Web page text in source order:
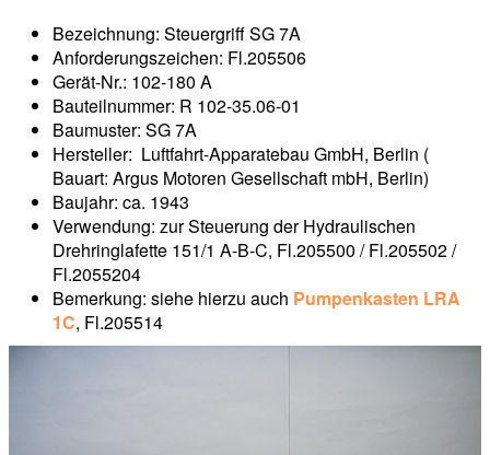
Bezeichnung: Steuergriff SG 7A
Anforderungszeichen: Fl.205506
Gerät-Nr.: 102-180 A
Bauteilnummer: R 102-35.06-01
Baumuster: SG 7A
Hersteller: Luftfahrt-Apparatebau GmbH, Berlin (
Bauart: Argus Motoren Gesellschaft mbH, Berlin)
Baujahr: ca. 1943
Verwendung: zur Steuerung der Hydraulischen
Drehringlafette 151/1 A-B-C, Fl.205500 / Fl.205502 /
Fl.2055204
Bemerkung: siehe hierzu auch Pumpenkasten LRA
1C, Fl.205514